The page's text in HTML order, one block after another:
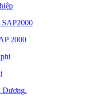
2000